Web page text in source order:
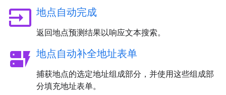
input 地点自动完成
返回地点预测结果以响应文本搜索。
dynamic_form 地点自动补全地址表单
捕获地点的选定地址组成部分，并使用这些组成部
分填充地址表单。